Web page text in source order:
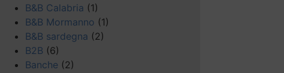
B&B Calabria (1)
B&B Mormanno (1)
B&B sardegna (2)
B2B (6)
Banche (2)